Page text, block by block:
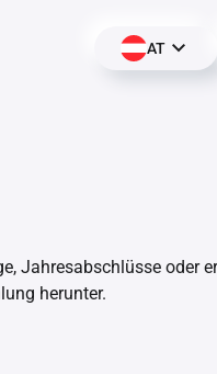
AT
Jahresabschlüsse oder
herunter.